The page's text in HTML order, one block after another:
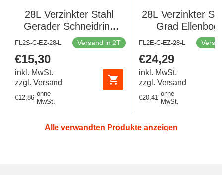
28L Verzinkter Stahl
Gerader Schneidring
160 Bar DIN 2353
FL2S-C-EZ-28-L Versand in 2T
Regulärer
Preis
€15,30
inkl. MwSt.
zzgl. Versand
Regulärer
€12,86
ohne
MwSt.
28L Verzinkter
Grad
Schneidring 160
DIN 2353
FL2E-C-EZ-28-L
Regulärer
Preis
€24,29
inkl. MwSt.
zzgl. Versand
Regulärer
€20,41
ohne
MwSt.
Alle verwandten Produkte anzeigen